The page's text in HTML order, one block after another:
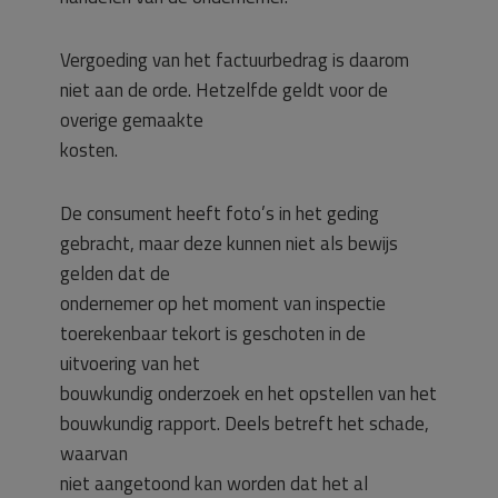
Vergoeding van het factuurbedrag is daarom
niet aan de orde. Hetzelfde geldt voor de
overige gemaakte
kosten.
De consument heeft foto’s in het geding
gebracht, maar deze kunnen niet als bewijs
gelden dat de
ondernemer op het moment van inspectie
toerekenbaar tekort is geschoten in de
uitvoering van het
bouwkundig onderzoek en het opstellen van het
bouwkundig rapport. Deels betreft het schade,
waarvan
niet aangetoond kan worden dat het al